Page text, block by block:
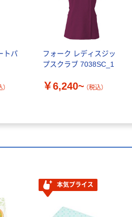
トパ
）
フォーク レディスジッ
プスクラブ 7038SC_1
￥6,240~ （税込）
本気プライス